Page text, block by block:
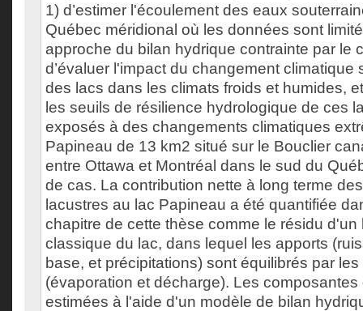
1) d’estimer l'écoulement des eaux
Québec méridional où les données sont
approche du bilan hydrique contrainte par le
d’évaluer l'impact du changement climatique
des lacs dans les climats froids et humides,
les seuils de résilience hydrologique de ces
exposés à des changements climatiques
Papineau de 13 km2 situé sur le Bouclier
entre Ottawa et Montréal dans le sud du
de cas. La contribution nette à long terme
lacustres au lac Papineau a été quantifiée
chapitre de cette thèse comme le résidu d'un
classique du lac, dans lequel les apports
base, et précipitations) sont équilibrés par
(évaporation et décharge). Les composantes
estimées à l'aide d'un modèle de bilan